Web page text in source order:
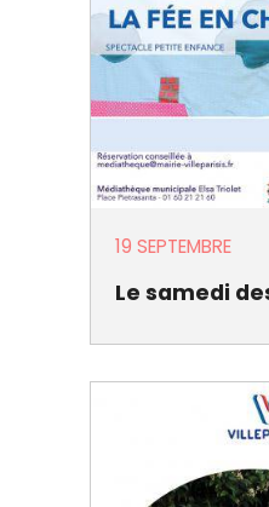
19 SEPTEMBRE
Le samedi